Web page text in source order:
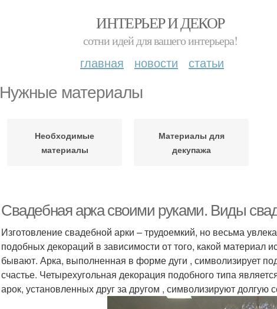
ИНТЕРЬЕР И ДЕКОР
сотни идей для вашего интерьера!
главная новости статьи
Нужные материалы
Необходимые
материалы
Материалы для
декупажа
Свадебная арка своими руками. Виды
Изготовление свадебной арки – трудоемкий, но весьма
подобных декораций в зависимости от того, какой материал
бывают. Арка, выполненная в форме дуги , символизирует
счастье. Четырехугольная декорация подобного типа
арок, установленных друг за другом , символизируют долгую